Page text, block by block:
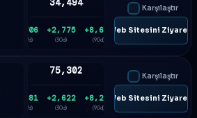
34,494
+706
(7d)
+2,775
(30d)
+8,614
(90d)
Karşılaştır
🌐 Web Sitesini Ziyaret
75,302
+681
(7d)
+2,622
(30d)
+8,206
(90d)
Karşılaştır
🌐 Web Sitesini Ziyaret